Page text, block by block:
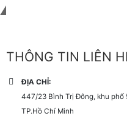
THÔNG TIN LIÊN
ĐỊA CHỈ:
447/23 Bình Trị Đông, khu phố
TP.Hồ Chí Minh